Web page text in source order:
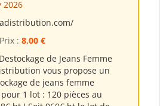
2026
: 8,00 €
de Jeans Femme
vous propose un
de jeans femme
1 lot : 120 pièces au